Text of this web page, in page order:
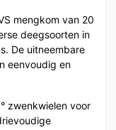
mengkom van 20
deegsoorten in
De uitneembare
eenvoudig en
zwenkwielen voor